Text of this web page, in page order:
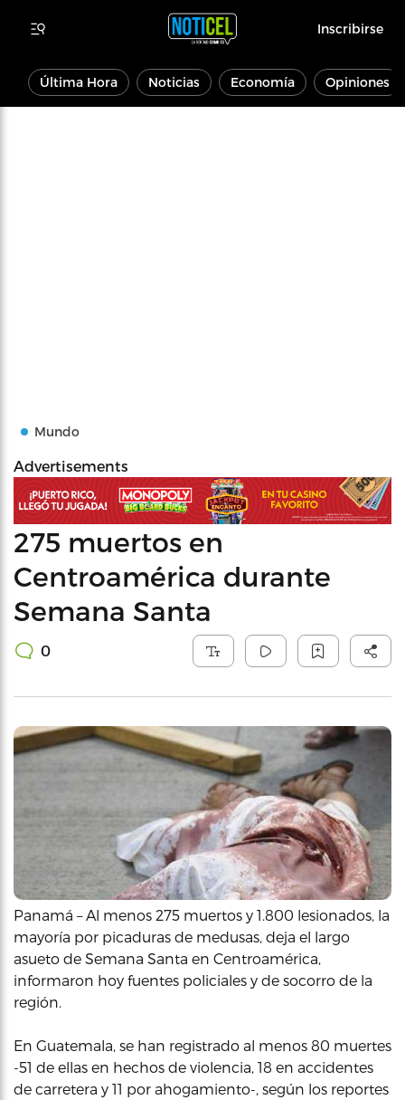
Inscribirse
Última Hora Noticias Economía Opiniones
Mundo
Advertisements
275 muertos en
Centroamérica durante
Semana Santa
0
Panamá – Al menos 275 muertos y 1.800 lesionados, la
mayoría por picaduras de medusas, deja el largo
asueto de Semana Santa en Centroamérica,
informaron hoy fuentes policiales y de socorro de la
región.
En Guatemala, se han registrado al menos 80 muertes
-51 de ellas en hechos de violencia, 18 en accidentes
de carretera y 11 por ahogamiento-, según los reportes